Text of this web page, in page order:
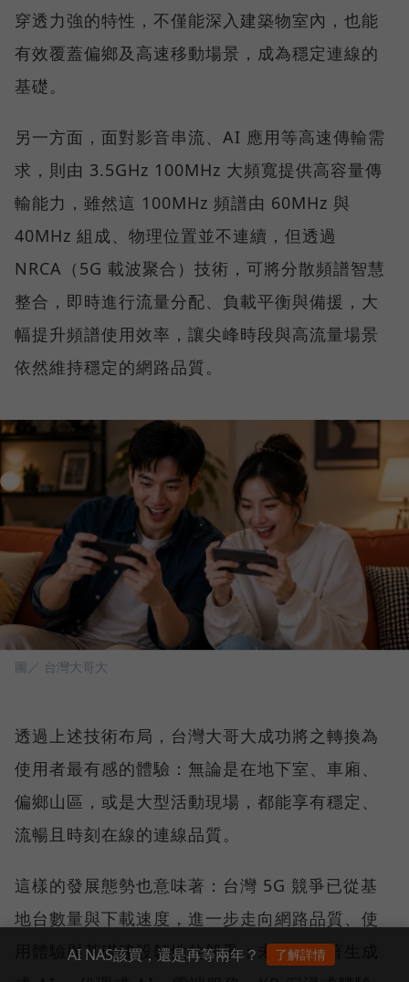
穿透力強的特性，不僅能深入建築物室內，也能
有效覆蓋偏鄉及高速移動場景，成為穩定連線的
基礎。
另一方面，面對影音串流、AI 應用等高速傳輸需
求，則由 3.5GHz 100MHz 大頻寬提供高容量傳
輸能力，雖然這 100MHz 頻譜由 60MHz 與
40MHz 組成、物理位置並不連續，但透過
NRCA（5G 載波聚合）技術，可將分散頻譜智慧
整合，即時進行流量分配、負載平衡與備援，大
幅提升頻譜使用效率，讓尖峰時段與高流量場景
依然維持穩定的網路品質。
圖／ 台灣大哥大
透過上述技術布局，台灣大哥大成功將之轉換為
使用者最有感的體驗：無論是在地下室、車廂、
偏鄉山區，或是大型活動現場，都能享有穩定、
流暢且時刻在線的連線品質。
這樣的發展態勢也意味著：台灣 5G 競爭已從基
地台數量與下載速度，進一步走向網路品質、使
用體驗與基礎建設韌性的競爭；未來，隨著生成
AI NAS該買，還是再等兩年？ 了解詳情